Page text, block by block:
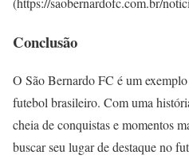
Conclusão
O São Bernardo FC é um
futebol brasileiro. Com uma
cheia de conquistas e momentos
buscar seu lugar de destaque no